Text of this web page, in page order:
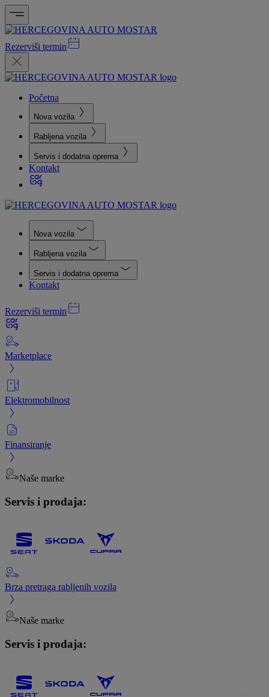
Rezerviši termin
Početna
Nova vozila
Rabljena vozila
Servis i dodatna oprema
Kontakt
Nova vozila
Rabljena vozila
Servis i dodatna oprema
Kontakt
Rezerviši termin
Marketplace
Elektromobilnost
Finansiranje
Naše marke
Servis i prodaja:
Brza pretraga rabljenih vozila
Naše marke
Servis i prodaja: